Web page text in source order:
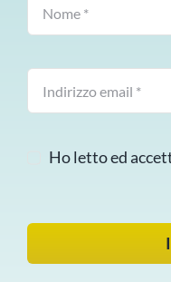
Ho letto ed